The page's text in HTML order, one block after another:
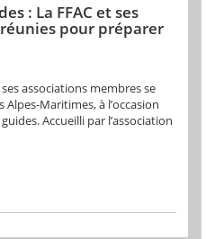
: La FFAC et ses
pour préparer
associations membres se
Maritimes, à l’occasion
Accueilli par l’association